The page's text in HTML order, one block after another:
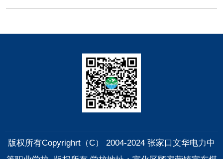
版权所有Copyrighrt（C） 2004-2024 张家口文华电力中